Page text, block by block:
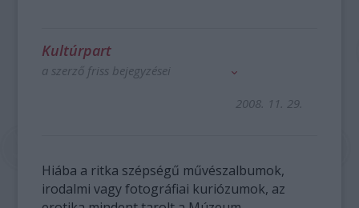
Kultúrpart
a szerző friss bejegyzései
2008. 11. 29.
Hiába a ritka szépségű művészalbumok,
irodalmi vagy fotográfiai kuriózumok, az